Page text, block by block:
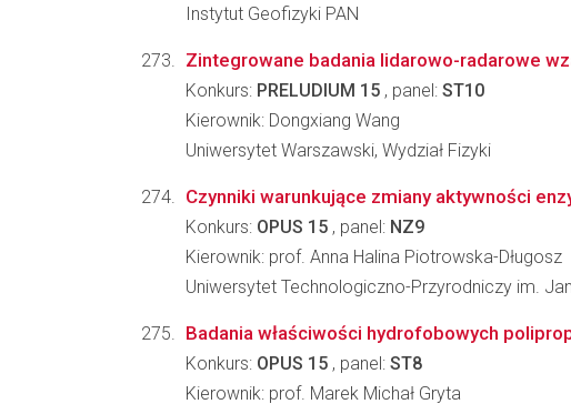
Instytut Geofizyki PAN
Zintegrowane badania lidarowo-radarowe
Konkurs: PRELUDIUM 15 , panel: ST10
Kierownik: Dongxiang Wang
Uniwersytet Warszawski, Wydział Fizyki
Czynniki warunkujące zmiany aktywności
Konkurs: OPUS 15 , panel: NZ9
Kierownik: prof. Anna Halina Piotrowska-Długosz
Uniwersytet Technologiczno-Przyrodniczy im.
Badania właściwości hydrofobowych
Konkurs: OPUS 15 , panel: ST8
Kierownik: prof. Marek Michał Gryta